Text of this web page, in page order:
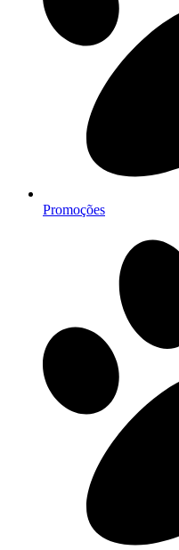
Promoções